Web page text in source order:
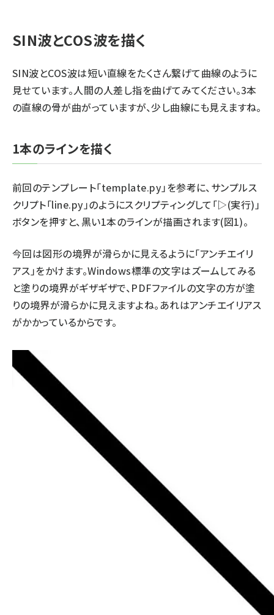
SIN波とCOS波を描く
SIN波とCOS波は短い直線をたくさん繋げて曲線のように
見せています。人間の人差し指を曲げてみてください。3本
の直線の骨が曲がっていますが、少し曲線にも見えますね。
1本のラインを描く
前回のテンプレート「template.py」を参考に、サンプルス
クリプト「line.py」のようにスクリプティングして「▷(実行)」
ボタンを押すと、黒い1本のラインが描画されます(図1)。
今回は図形の境界が滑らかに見えるように「アンチエイリ
アス」をかけます。Windows標準の文字はズームしてみる
と塗りの境界がギザギザで、PDFファイルの文字の方が塗
りの境界が滑らかに見えますよね。あれはアンチエイリアス
がかかっているからです。